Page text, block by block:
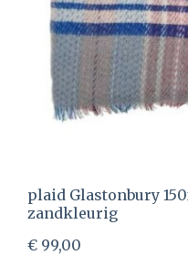
plaid Glastonbury
zandkleurig
€ 99,00